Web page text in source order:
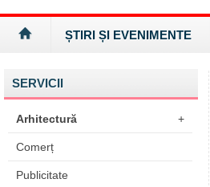
ȘTIRI ȘI EVENIMENTE
SERVICII
Arhitectură +
Comerț
Publicitate